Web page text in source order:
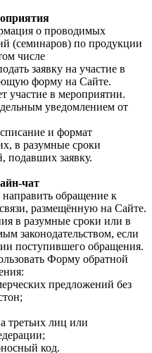
о проводимых
(семинаров) по продукции
числе
заявку на участие в
форму на Сайте.
участие в мероприятии.
уведомлением от
и формат
в разумные сроки
подавших заявку.
чат
обращение к
размещённую на Сайте.
в разумные сроки или в
законодательством, если
поступившего обращения.
Форму обратной
предложений без
третьих лиц или
код.